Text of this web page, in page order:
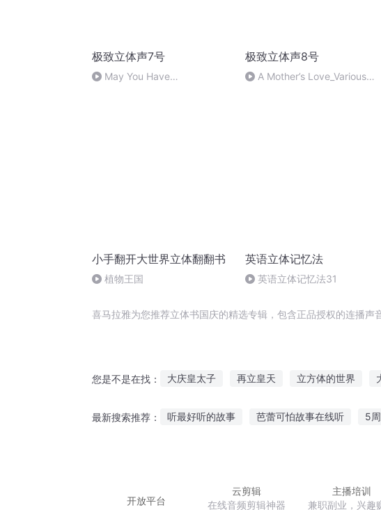
极致立体声7号
May You Have
极致立体声8号
A Mother’s Love_Various
小手翻开大世界立体翻翻书
植物王国
英语立体记忆法
英语立体记忆法31
喜马拉雅为您推荐立体书国庆的精选专辑，包含正品授权的连播声
您是不是在找： 大庆皇太子 再立皇天 立方体的世界
最新搜索推荐： 听最好听的故事 芭蕾可怕故事在线听 5
开放平台
云剪辑
在线音频剪辑神器
主播培训
兼职副业，兴趣